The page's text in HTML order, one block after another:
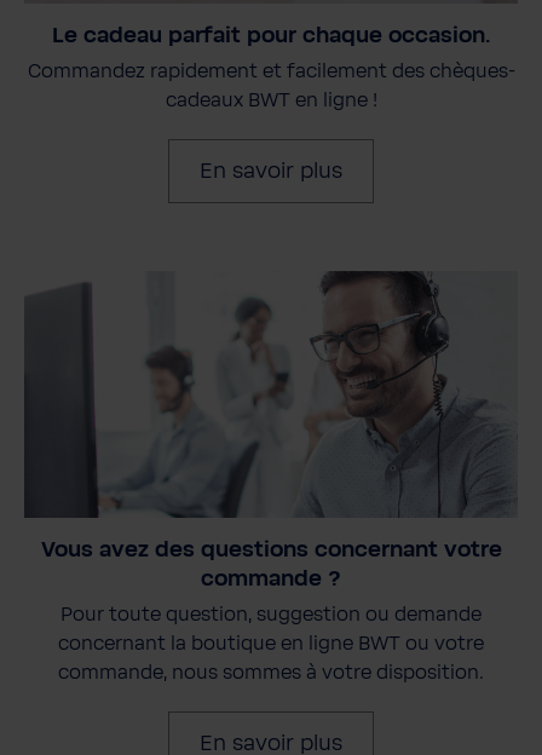
Le cadeau parfait pour chaque occasion.
Commandez rapidement et facilement des chèques-
cadeaux BWT en ligne !
En savoir plus
Vous avez des questions concernant votre
commande ?
Pour toute question, suggestion ou demande
concernant la boutique en ligne BWT ou votre
commande, nous sommes à votre disposition.
En savoir plus